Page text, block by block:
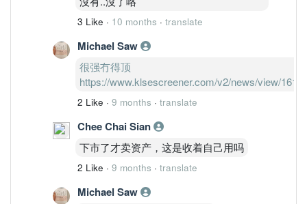
3 Like · 10 months · translate
Michael Saw
很强冇得顶
https://www.klsescreener.com/v2/news/view/
2 Like · 9 months · translate
Chee Chai Sian
下市了才卖资产，这是收着自己用吗
2 Like · 9 months · translate
Michael Saw